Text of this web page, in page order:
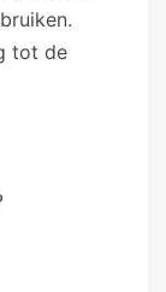
tot de